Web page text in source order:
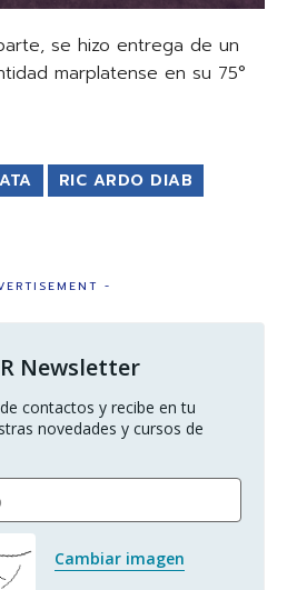
se hizo entrega de un
marplatense en su 75°
RIC ARDO DIAB
-
Newsletter
contactos y recibe en tu
novedades y cursos de
Cambiar imagen